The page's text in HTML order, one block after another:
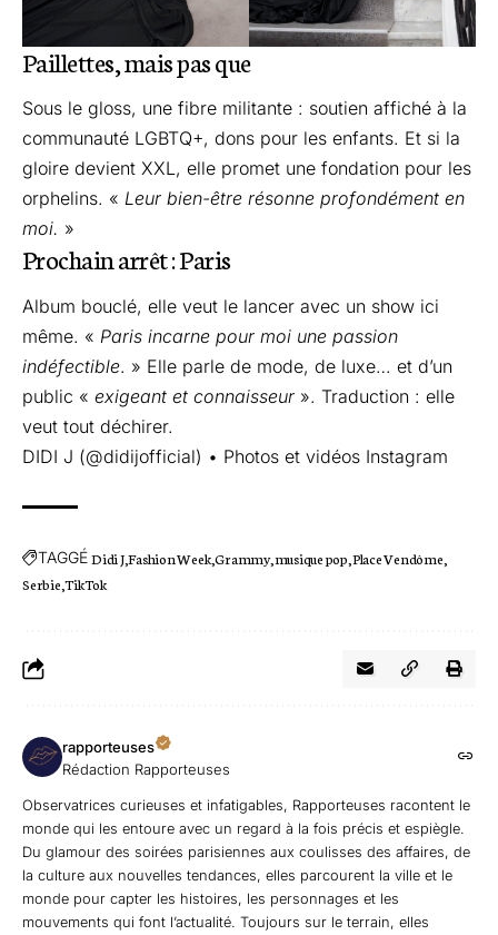
Paillettes, mais pas que
Sous le gloss, une fibre militante : soutien affiché à la
communauté LGBTQ+, dons pour les enfants. Et si la
gloire devient XXL, elle promet une fondation pour les
orphelins. « Leur bien-être résonne profondément en
moi. »
Prochain arrêt : Paris
Album bouclé, elle veut le lancer avec un show ici
même. « Paris incarne pour moi une passion
indéfectible. » Elle parle de mode, de luxe… et d’un
public « exigeant et connaisseur ». Traduction : elle
veut tout déchirer.
DIDI J (@didijofficial) • Photos et vidéos Instagram
TAGGÉDidi J Fashion Week Grammy musique pop Place Vendôme
Serbie TikTok
rapporteuses
Rédaction Rapporteuses
Observatrices curieuses et infatigables, Rapporteuses racontent le
monde qui les entoure avec un regard à la fois précis et espiègle.
Du glamour des soirées parisiennes aux coulisses des affaires, de
la culture aux nouvelles tendances, elles parcourent la ville et le
monde pour capter les histoires, les personnages et les
mouvements qui font l’actualité. Toujours sur le terrain, elles